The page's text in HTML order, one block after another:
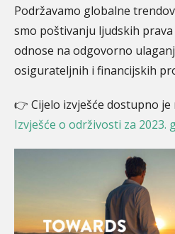
Podržavamo globalne
smo poštivanju ljudskih
odnose na odgovorno
osigurateljnih i financijskih
👉 Cijelo izvješće dostupno je
Izvješće o održivosti za 2023.